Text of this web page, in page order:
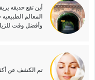
أین تقع حدیقه
المعالم
وأفضل وقت
تم الکشف عن